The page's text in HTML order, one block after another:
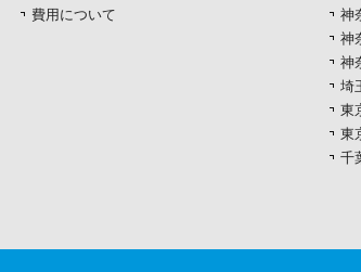
費用について
神
神
神
埼
東
東
千